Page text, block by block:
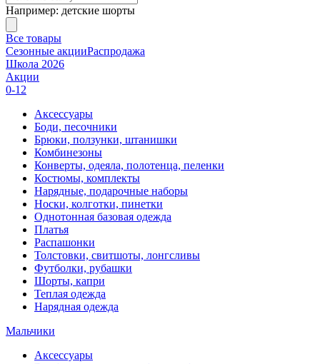
Например: детские шорты
Все товары
Сезонные акцииРаспродажа
Школа 2026
Акции
0-12
Аксессуары
Боди, песочники
Брюки, ползунки, штанишки
Комбинезоны
Конверты, одеяла, полотенца, пеленки
Костюмы, комплекты
Нарядные, подарочные наборы
Носки, колготки, пинетки
Однотонная базовая одежда
Платья
Распашонки
Толстовки, свитшоты, лонгсливы
Футболки, рубашки
Шорты, капри
Теплая одежда
Нарядная одежда
Мальчики
Аксессуары